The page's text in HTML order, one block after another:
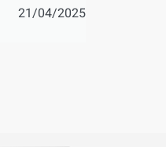
21/04/2025